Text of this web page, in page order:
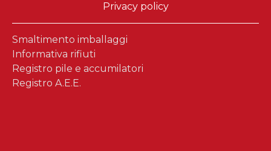
Privacy policy
Smaltimento imballaggi
Informativa rifiuti
Registro pile e accumilatori
Registro A.E.E.